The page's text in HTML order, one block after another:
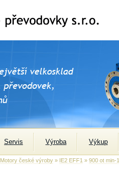
Servis Výroba Výkup
Motory české výroby » IE2 EFF1 » 900 ot min-1